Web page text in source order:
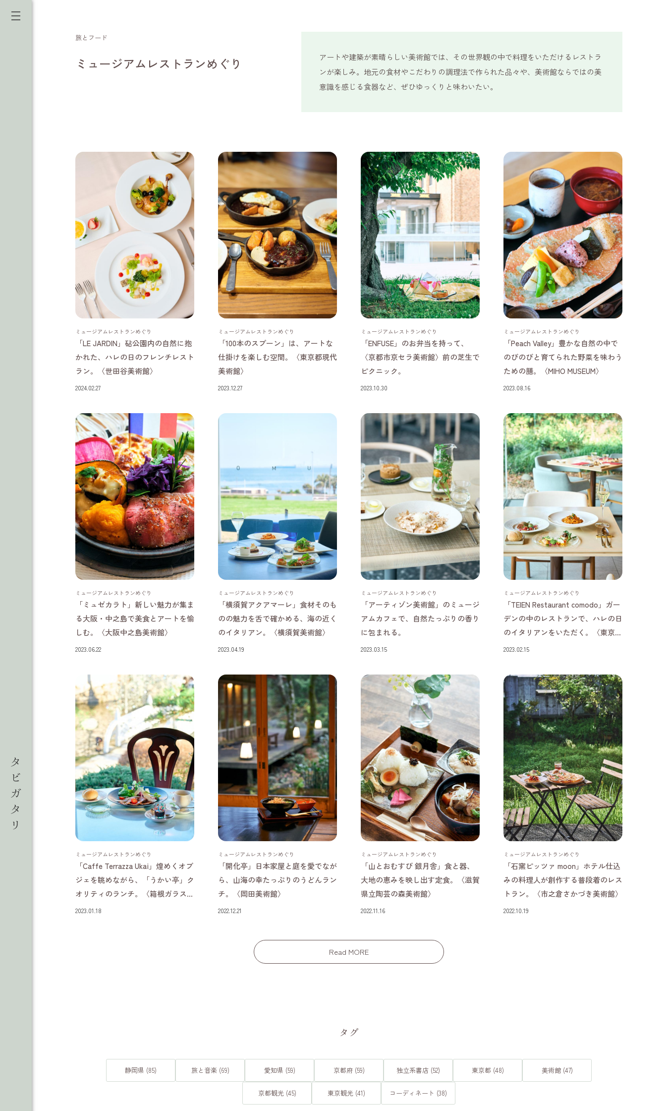
旅とフード
ミュージアムレストランめぐり
アートや建築が素晴らしい美術館では、その世界観の中で料理をいただけるレストラ
ンが楽しみ。地元の食材やこだわりの調理法で作られた品々や、美術館ならではの美
意識を感じる食器など、ぜひゆっくりと味わいたい。
2024.02.27
ミュージアムレストランめぐり
「LE JARDIN」砧公園内の自然に抱
かれた、ハレの日のフレンチレスト
ラン。〈世田谷美術館〉
2023.12.27
ミュージアムレストランめぐり
「100本のスプーン」は、アートな
仕掛けを楽しむ空間。〈東京都現代
美術館〉
2023.10.30
ミュージアムレストランめぐり
「ENFUSE」のお弁当を持って、
〈京都市京セラ美術館〉前の芝生で
ピクニック。
2023.08.16
ミュージアムレストランめぐり
「Peach Valley」豊かな自然の中で
のびのびと育てられた野菜を味わう
ための膳。〈MIHO MUSEUM〉
2023.06.22
ミュージアムレストランめぐり
「ミュゼカラト」新しい魅力が集ま
る大阪・中之島で美食とアートを愉
しむ。〈大阪中之島美術館〉
2023.04.19
ミュージアムレストランめぐり
「横須賀アクアマーレ」食材そのも
のの魅力を舌で確かめる、海の近く
のイタリアン。〈横須賀美術館〉
2023.03.15
ミュージアムレストランめぐり
「アーティゾン美術館」のミュージ
アムカフェで、自然たっぷりの香り
に包まれる。
2023.02.15
ミュージアムレストランめぐり
「TEIEN Restaurant comodo」ガー
デンの中のレストランで、ハレの日
のイタリアンをいただく。〈東京...
2023.01.18
ミュージアムレストランめぐり
「Caffe Terrazza Ukai」煌めくオブ
ジェを眺めながら、「うかい亭」ク
オリティのランチ。〈箱根ガラス...
2022.12.21
ミュージアムレストランめぐり
「開化亭」日本家屋と庭を愛でなが
ら、山海の幸たっぷりのうどんラン
チ。〈岡田美術館〉
2022.11.16
ミュージアムレストランめぐり
「山とおむすび 銀月舎」食と器、
大地の恵みを映し出す定食。〈滋賀
県立陶芸の森美術館〉
2022.10.19
ミュージアムレストランめぐり
「石窯ピッツァ moon」ホテル仕込
みの料理人が創作する普段着のレス
トラン。〈市之倉さかづき美術館〉
Read MORE
タグ
静岡県 (85) 旅と音楽 (69) 愛知県 (59) 京都府 (59) 独立系書店 (52) 東京都 (48) 美術館 (47)
京都観光 (45) 東京観光 (41) コーディネート (38)